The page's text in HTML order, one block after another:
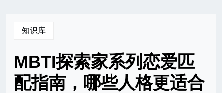
知识库
MBTI探索家系列恋爱匹
配指南，哪些人格更适合